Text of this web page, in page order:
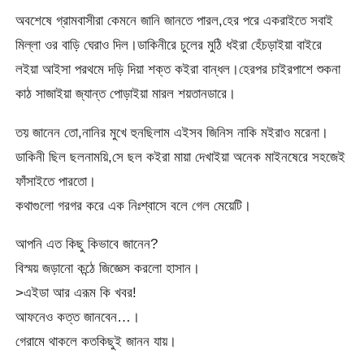
অবশেষে গ্রামবাসীরা কেমনে জানি জানতে পারল,হের পরে একরাইতে সবাই
মিল্লা ওর বাড়ি ঘেরাও দিল।ডাকিনীরে চুলের মুঠি ধইরা হেঁচড়াইয়া বাইরে
লইয়া আইসা পরথমে দড়ি দিয়া শক্ত কইরা বান্ধল।হেরপর চাইরপাশে শুকনা
কাঠ সাজাইয়া জ্যান্ত পোড়াইয়া মারল শয়তানডারে।
তয় জানেন তো,নানির মুখে হুনছিলাম এইসব জিনিস নাকি মইরাও মরেনা।
ডাকিনী ছিল ছলনাময়ি,সে ছল কইরা মায়া দেখাইয়া অনেক মাইনষেরে সহজেই
ফাঁসাইতে পারতো।
কথাগুলো গরগর করে এক নিঃশ্বাসে বলে গেল মেয়েটি।
আপনি এত কিছু কিভাবে জানেন?
বিস্ময় জড়ানো কন্ঠে জিজ্ঞেস করলো হাসান।
>এইডা আর এরূম কি খবর!
আফনেও কত্ত জানবেন…।
গেরামে থাকলে কতকিছুই জানন যায়।